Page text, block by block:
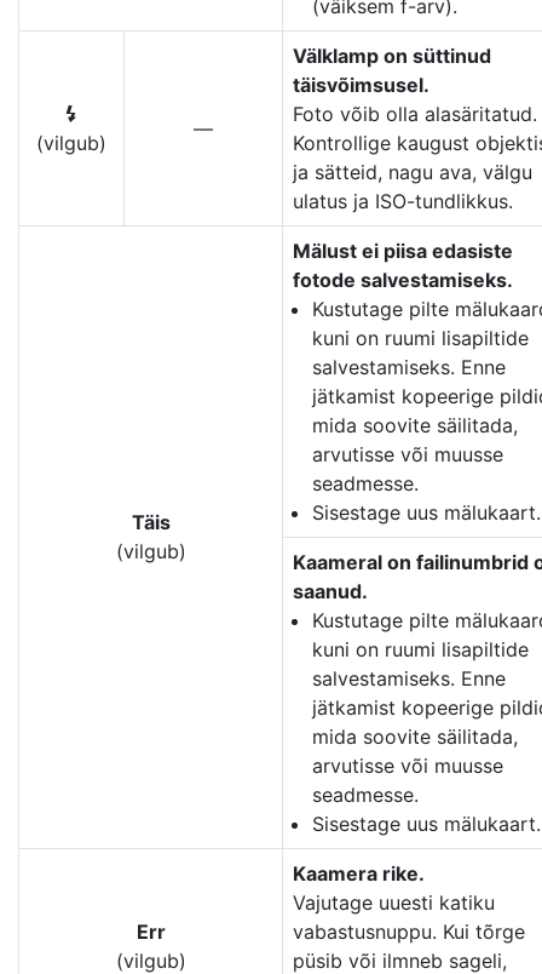
(väiksem f-arv).
c
(vilgub)
—
Välklamp on süttinud
täisvõimsusel.
Foto võib olla alasäritatud.
Kontrollige kaugust
ja sätteid, nagu ava, välgu
ulatus ja ISO-tundlikkus.
Täis
(vilgub)
Mälust ei piisa edasiste
fotode salvestamiseks.
Kustutage pilte
kuni on ruumi lisapiltide
salvestamiseks. Enne
jätkamist kopeerige
mida soovite säilitada,
arvutisse või muusse
seadmesse.
Sisestage uus mälukaart.
Kaameral on failinumbrid
saanud.
Kustutage pilte
kuni on ruumi lisapiltide
salvestamiseks. Enne
jätkamist kopeerige
mida soovite säilitada,
arvutisse või muusse
seadmesse.
Sisestage uus mälukaart.
Err
(vilgub)
Kaamera rike.
Vajutage uuesti katiku
vabastusnuppu. Kui tõrge
püsib või ilmneb sageli,